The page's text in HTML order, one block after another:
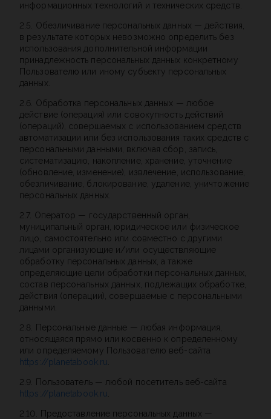
информационных технологий и технических средств.
2.5. Обезличивание персональных данных — действия,
в результате которых невозможно определить без
использования дополнительной информации
принадлежность персональных данных конкретному
Пользователю или иному субъекту персональных
данных.
2.6. Обработка персональных данных — любое
действие (операция) или совокупность действий
(операций), совершаемых с использованием средств
автоматизации или без использования таких средств с
персональными данными, включая сбор, запись,
систематизацию, накопление, хранение, уточнение
(обновление, изменение), извлечение, использование,
обезличивание, блокирование, удаление, уничтожение
персональных данных.
2.7. Оператор — государственный орган,
муниципальный орган, юридическое или физическое
лицо, самостоятельно или совместно с другими
лицами организующие и/или осуществляющие
обработку персональных данных, а также
определяющие цели обработки персональных данных,
состав персональных данных, подлежащих обработке,
действия (операции), совершаемые с персональными
данными.
2.8. Персональные данные — любая информация,
относящаяся прямо или косвенно к определенному
или определяемому Пользователю веб-сайта
https://planetabook.ru
2.9. Пользователь — любой посетитель веб-сайта
https://planetabook.ru
2.10. Предоставление персональных данных —